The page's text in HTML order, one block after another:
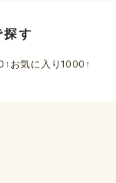
探す
お気に入り1000↑